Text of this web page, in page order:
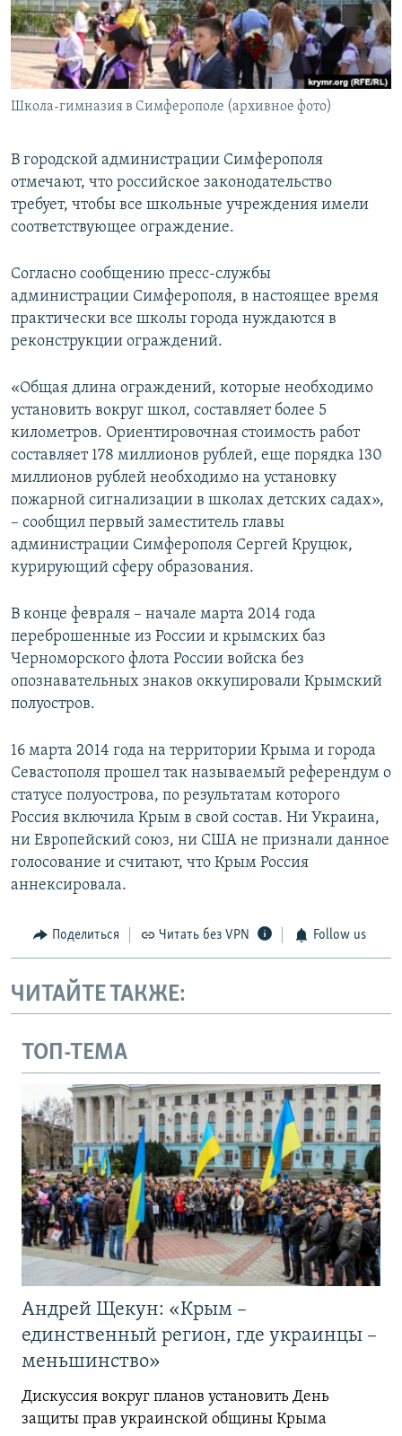
ПОБЕДИТЕЛЕЙ НЕ СУДЯТ?
КРЫМ.НЕПОКОРЕННЫЙ
ELIFBE
УКРАИНСКАЯ ПРОБЛЕМА КРЫМА
ПРИСОЕДИНЯЙТЕСЬ!
Школа-гимназия в Симферополе (архивное фото)
В городской администрации Симферополя
отмечают, что российское законодательство
требует, чтобы все школьные учреждения имели
соответствующее ограждение.
Согласно сообщению пресс-службы
администрации Симферополя, в настоящее время
практически все школы города нуждаются в
реконструкции ограждений.
«Общая длина ограждений, которые необходимо
установить вокруг школ, составляет более 5
километров. Ориентировочная стоимость работ
составляет 178 миллионов рублей, еще порядка 130
миллионов рублей необходимо на установку
пожарной сигнализации в школах детских садах»,
– сообщил первый заместитель главы
администрации Симферополя Сергей Круцюк,
курирующий сферу образования.
В конце февраля – начале марта 2014 года
переброшенные из России и крымских баз
Черноморского флота России войска без
опознавательных знаков оккупировали Крымский
полуостров.
16 марта 2014 года на территории Крыма и города
Севастополя прошел так называемый референдум о
статусе полуострова, по результатам которого
Россия включила Крым в свой состав. Ни Украина,
ни Европейский союз, ни США не признали данное
голосование и считают, что Крым Россия
аннексировала.
Поделиться Читать без VPN Follow us
ЧИТАЙТЕ ТАКЖЕ:
ТОП-ТЕМА
Андрей Щекун: «Крым –
единственный регион, где украинцы –
меньшинство»
Дискуссия вокруг планов установить День
защиты прав украинской общины Крыма